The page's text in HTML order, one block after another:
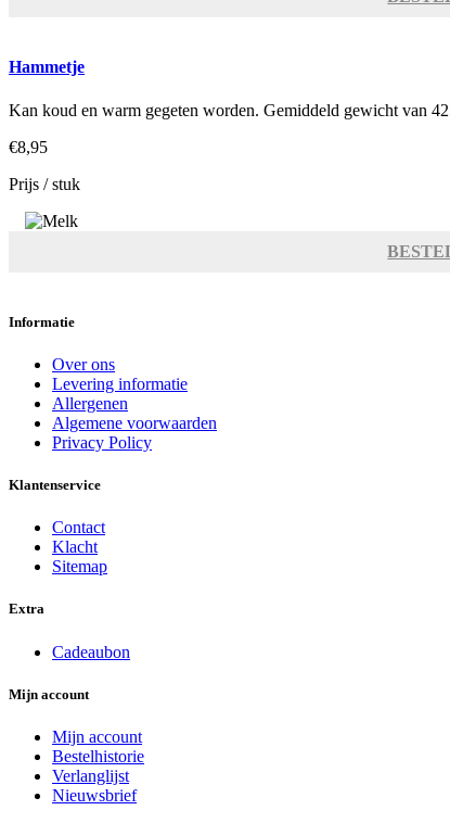
Hammetje
Kan koud en warm gegeten worden. Gemiddeld gewicht van
€8,95
Prijs / stuk
Informatie
Over ons
Levering informatie
Allergenen
Algemene voorwaarden
Privacy Policy
Klantenservice
Contact
Klacht
Sitemap
Extra
Cadeaubon
Mijn account
Mijn account
Bestelhistorie
Verlanglijst
Nieuwsbrief